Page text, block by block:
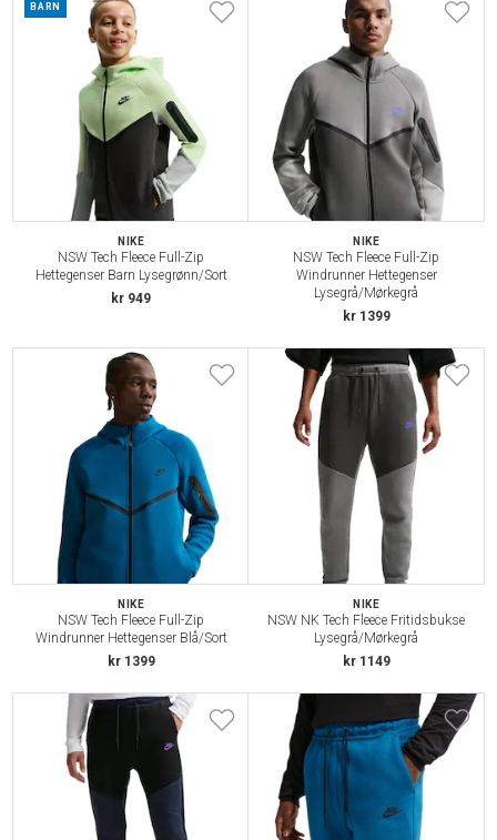
BARN
NIKE
NSW Tech Fleece Full-Zip
Hettegenser Barn Lysegrønn/Sort
kr 949
NIKE
NSW Tech Fleece Full-Zip
Windrunner Hettegenser
Lysegrå/Mørkegrå
kr 1399
NIKE
NSW Tech Fleece Full-Zip
Windrunner Hettegenser Blå/Sort
kr 1399
NIKE
NSW NK Tech Fleece Fritidsbukse
Lysegrå/Mørkegrå
kr 1149